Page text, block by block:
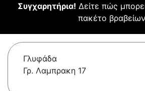
Συγχαρητήρια! Δείτε πώς
πακέτο
Γλυφάδα
Γρ. Λαμπρακη 17